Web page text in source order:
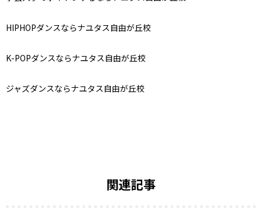
HIPHOPダンスならナユタス自由が丘校
K-POPダンスならナユタス自由が丘校
ジャズダンスならナユタス自由が丘校
関連記事